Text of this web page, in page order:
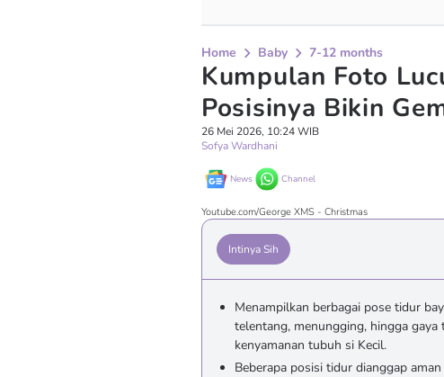
Home Baby 7-12 months
Kumpulan Foto
Posisinya Bikin
26 Mei 2026, 10:24 WIB
Sofya Wardhani
News Channel
Youtube.com/George XMS - Christmas
Intinya Sih
Menampilkan berbagai pose tidur
telentang, menungging, hingga
kenyamanan tubuh si Kecil.
Beberapa posisi tidur dianggap